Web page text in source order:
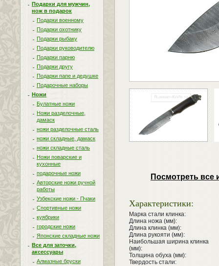
Подарки для мужчин,
нож в подарок
Подарки военному
Подарки охотнику
Подарки рыбаку
Подарки руководителю
Подарки парню
Подарки другу
Подарки папе и дедушке
Подарочные наборы
Ножи
Булатные ножи
Ножи разделочные,
дамаск
ножи разделочные сталь
ножи складные, дамаск
ножи складные сталь
Ножи поварские и
кухонные
подарочные ножи
Авторские ножи ручной
работы
Узбекские ножи - Пчаки
Спортивные ножи
куябрики
городские ножи
Японские складные ножи
Все для заточки,
аксессуары
Алмазные бруски
Посмотреть все
Характеристики:
Марка стали клинка:
Длина ножа (мм):
Длина клинка (мм):
Длина рукояти (мм):
Наибольшая ширина клинка
(мм):
Толщина обуха (мм):
Твердость стали: